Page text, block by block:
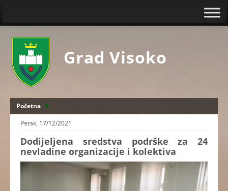
Grad Visoko
Početna
Dodijeljena sredstva podrške za 24 nevladine organizacije i
kolektiva
Petak, 17/12/2021
Dodijeljena sredstva podrške za 24
nevladine organizacije i kolektiva